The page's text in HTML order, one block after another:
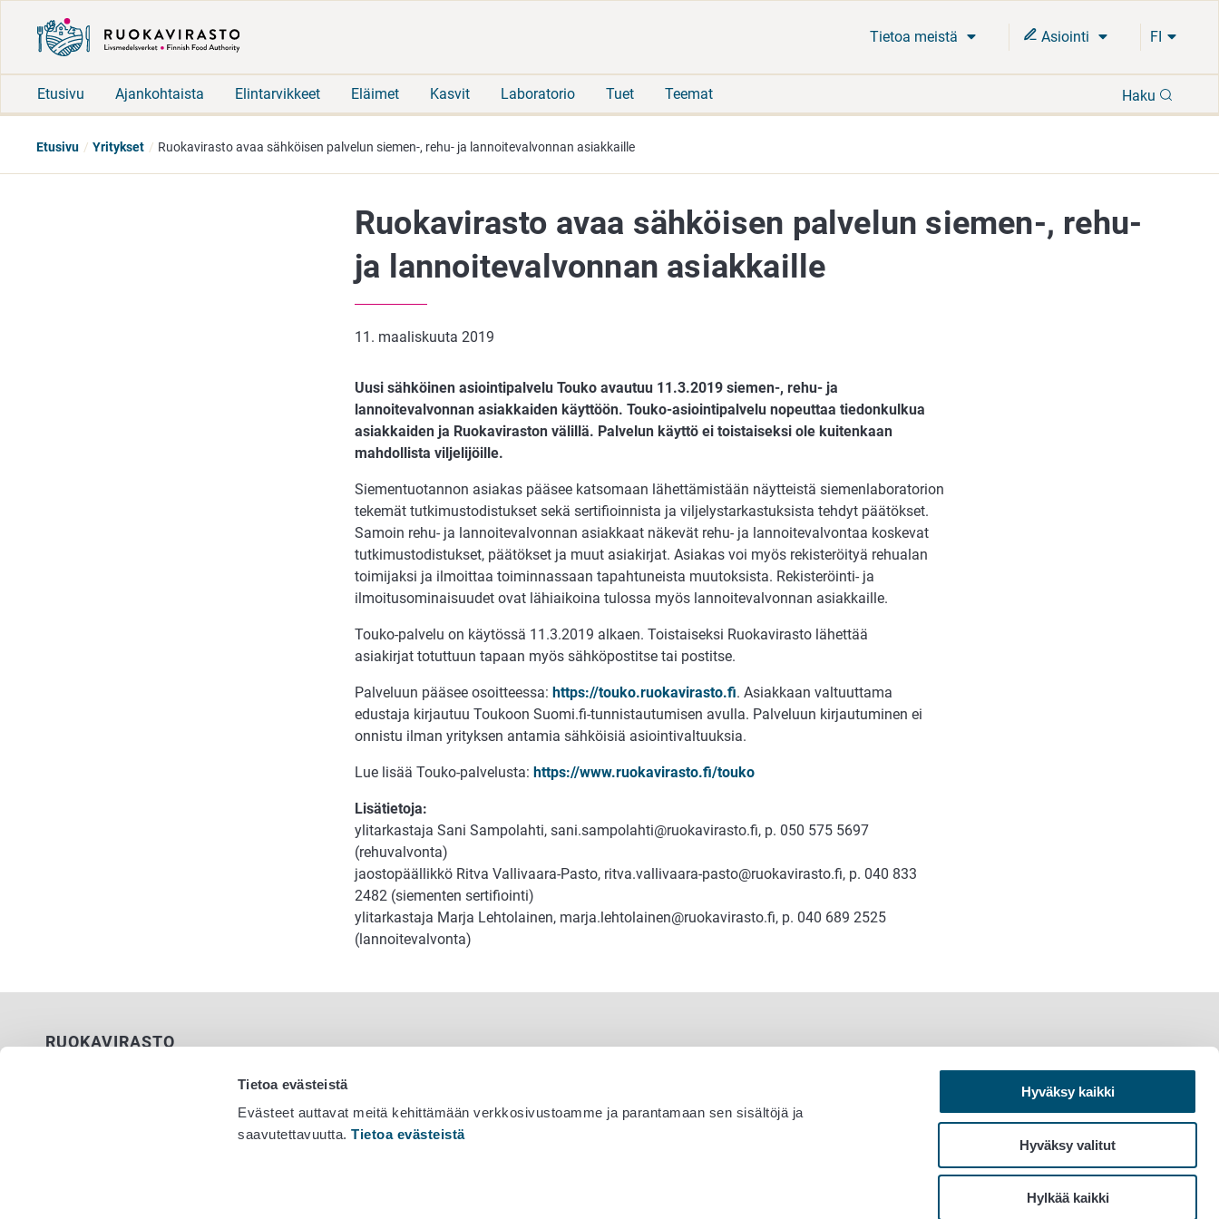
Tietoa evästeistä
Evästeet auttavat meitä kehittämään verkkosivustoamme ja parantamaan sen sisältöjä ja
saavutettavuutta.Tietoa evästeistä
Hyväksy kaikki
Hyväksy valitut
Hylkää kaikki
Tietoa meistä Asiointi FI
Etusivu Ajankohtaista Elintarvikkeet Eläimet Kasvit Laboratorio Tuet Teemat Haku
Etusivu Yritykset Ruokavirasto avaa sähköisen palvelun siemen-, rehu- ja lannoitevalvonnan asiakkaille
Ruokavirasto avaa sähköisen palvelun siemen-, rehu-
ja lannoitevalvonnan asiakkaille
11. maaliskuuta 2019
Uusi sähköinen asiointipalvelu Touko avautuu 11.3.2019 siemen-, rehu- ja
lannoitevalvonnan asiakkaiden käyttöön. Touko-asiointipalvelu nopeuttaa tiedonkulkua
asiakkaiden ja Ruokaviraston välillä. Palvelun käyttö ei toistaiseksi ole kuitenkaan
mahdollista viljelijöille.
Siementuotannon asiakas pääsee katsomaan lähettämistään näytteistä siemenlaboratorion
tekemät tutkimustodistukset sekä sertifioinnista ja viljelystarkastuksista tehdyt päätökset.
Samoin rehu- ja lannoitevalvonnan asiakkaat näkevät rehu- ja lannoitevalvontaa koskevat
tutkimustodistukset, päätökset ja muut asiakirjat. Asiakas voi myös rekisteröityä rehualan
toimijaksi ja ilmoittaa toiminnassaan tapahtuneista muutoksista. Rekisteröinti- ja
ilmoitusominaisuudet ovat lähiaikoina tulossa myös lannoitevalvonnan asiakkaille.
Touko-palvelu on käytössä 11.3.2019 alkaen. Toistaiseksi Ruokavirasto lähettää
asiakirjat totuttuun tapaan myös sähköpostitse tai postitse.
Palveluun pääsee osoitteessa: https://touko.ruokavirasto.fi. Asiakkaan valtuuttama
edustaja kirjautuu Toukoon Suomi.fi-tunnistautumisen avulla. Palveluun kirjautuminen ei
onnistu ilman yrityksen antamia sähköisiä asiointivaltuuksia.
Lue lisää Touko-palvelusta: https://www.ruokavirasto.fi/touko
Lisätietoja:
ylitarkastaja Sani Sampolahti, sani.sampolahti@ruokavirasto.fi, p. 050 575 5697
(rehuvalvonta)
jaostopäällikkö Ritva Vallivaara-Pasto, ritva.vallivaara-pasto@ruokavirasto.fi, p. 040 833
2482 (siementen sertifiointi)
ylitarkastaja Marja Lehtolainen, marja.lehtolainen@ruokavirasto.fi, p. 040 689 2525
(lannoitevalvonta)
RUOKAVIRASTO